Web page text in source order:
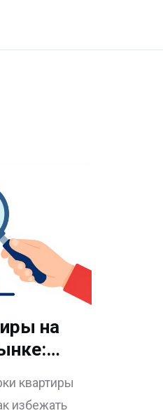
на
в 2026
квартиры
избежать